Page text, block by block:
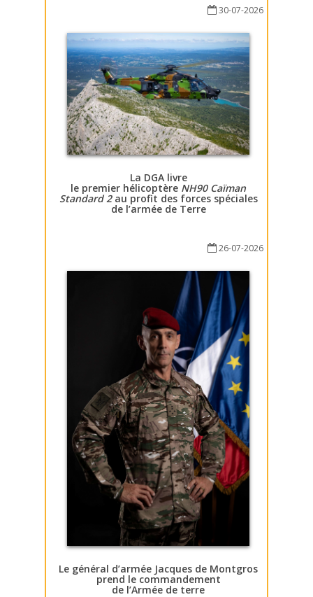
30-07-2026
La DGA livre
le premier hélicoptère NH90 Caïman
Standard 2au profit des forces spéciales
de l’armée de Terre
26-07-2026
Le général d’armée Jacques de Montgros
prend le commandement
de l’Armée de terre